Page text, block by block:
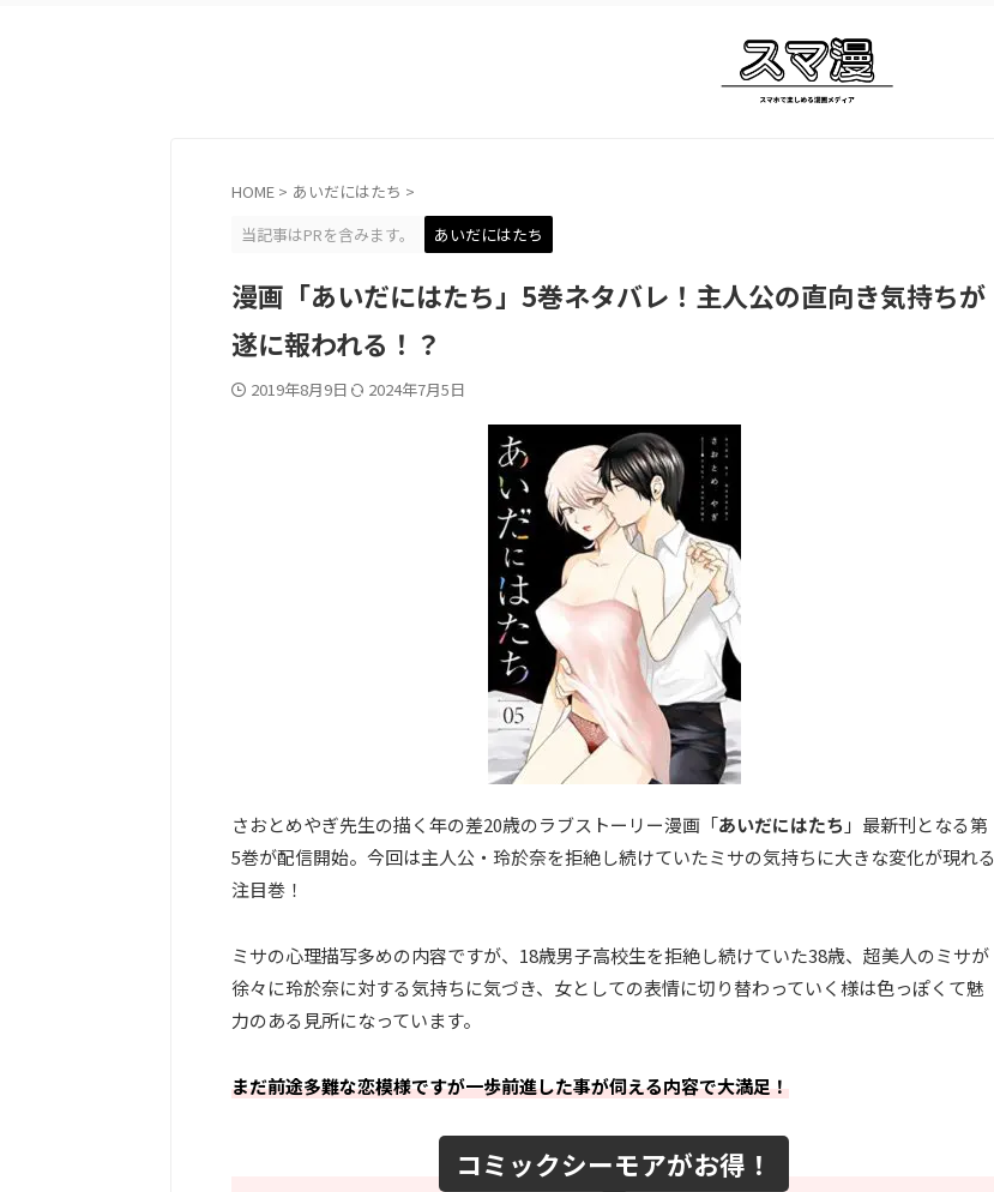
HOME > あいだにはたち >
当記事はPRを含みます。
あいだにはたち
漫画「あいだにはたち」5巻ネタバレ！主人公の直向き気持ちが
遂に報われる！？
2019年8月9日 2024年7月5日
さおとめやぎ先生の描く年の差20歳のラブストーリー漫画「あいだにはたち 」最新刊となる第
5巻が配信開始。今回は主人公・玲於奈を拒絶し続けていたミサの気持ちに大きな変化が現れる
注目巻！
ミサの心理描写多めの内容ですが、18歳男子高校生を拒絶し続けていた38歳、超美人のミサが
徐々に玲於奈に対する気持ちに気づき、女としての表情に切り替わっていく様は色っぽくて魅
力のある見所になっています。
まだ前途多難な恋模様ですが一歩前進した事が伺える内容で大満足！
コミックシーモアがお得！